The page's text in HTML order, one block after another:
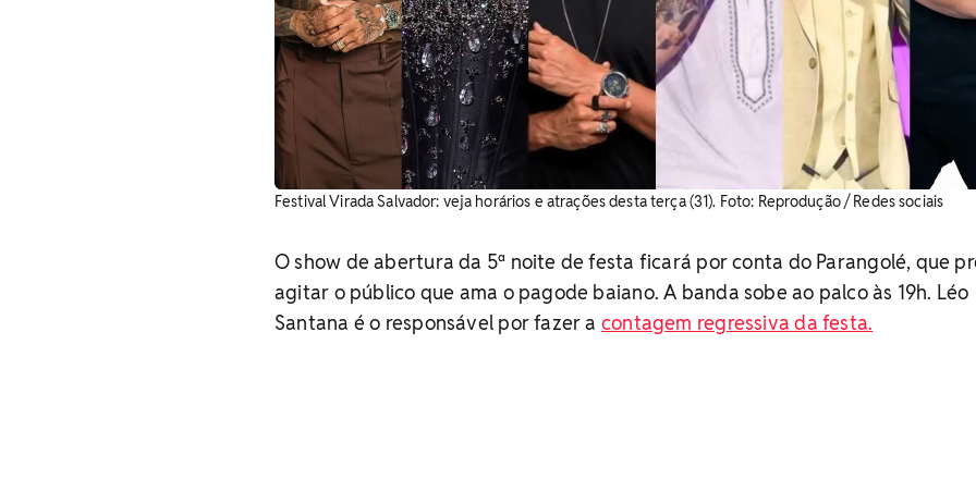
Festival Virada Salvador: veja horários e atrações desta terça (31). ​Foto: Reprodução / Redes sociais
O show de abertura da 5ª noite de festa ficará por conta do Parangolé, que
agitar o público que ama o pagode baiano. A banda sobe ao palco às 19h. Léo
Santana é o responsável por fazer a contagem regressiva da festa.